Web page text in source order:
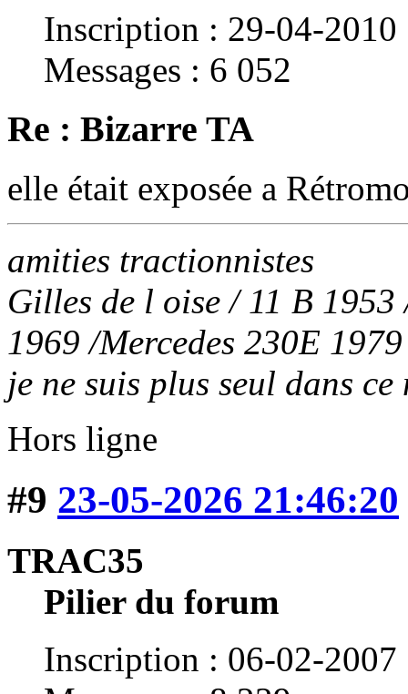
Inscription : 29-04-2010
Messages : 6 052
Re : Bizarre TA
elle était exposée a
amities tractionnistes
Gilles de l oise / 11 B
1969 /Mercedes 230E
je ne suis plus seul dans
Hors ligne
#9 23-05-2026 21:46:20
TRAC35
Pilier du forum
Inscription : 06-02-2007